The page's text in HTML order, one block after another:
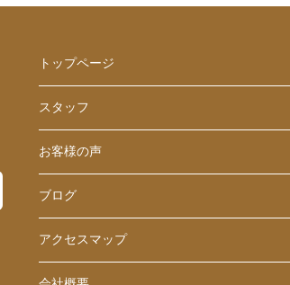
トップページ
スタッフ
お客様の声
ブログ
アクセスマップ